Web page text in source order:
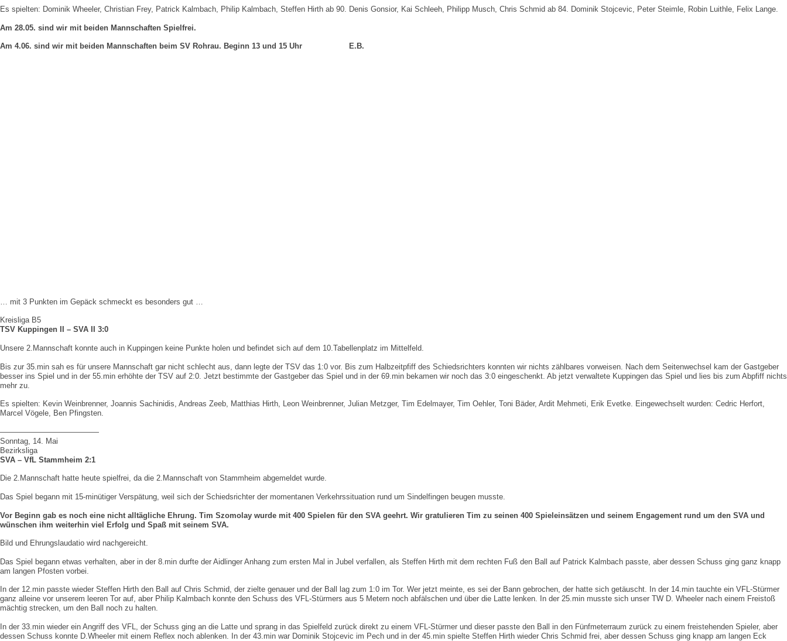
Es spielten: Dominik Wheeler, Christian Frey, Patrick Kalmbach, Philip Kalmbach, Steffen Hirth ab 90. Denis Gonsior, Kai Schleeh, Philipp Musch, Chris Schmid ab 84. Dominik Stojcevic, Peter Steimle, Robin Luithle, Felix Lange.
Am 28.05. sind wir mit beiden Mannschaften Spielfrei.
Am 4.06. sind wir mit beiden Mannschaften beim SV Rohrau. Beginn 13 und 15 Uhr E.B.
… mit 3 Punkten im Gepäck schmeckt es besonders gut …
Kreisliga B5
TSV Kuppingen II – SVA II 3:0
Unsere 2.Mannschaft konnte auch in Kuppingen keine Punkte holen und befindet sich auf dem 10.Tabellenplatz im Mittelfeld.
Bis zur 35.min sah es für unsere Mannschaft gar nicht schlecht aus, dann legte der TSV das 1:0 vor. Bis zum Halbzeitpfiff des Schiedsrichters konnten wir nichts zählbares vorweisen. Nach dem Seitenwechsel kam der Gastgeber
besser ins Spiel und in der 55.min erhöhte der TSV auf 2:0. Jetzt bestimmte der Gastgeber das Spiel und in der 69.min bekamen wir noch das 3:0 eingeschenkt. Ab jetzt verwaltete Kuppingen das Spiel und lies bis zum Abpfiff nichts
mehr zu.
Es spielten: Kevin Weinbrenner, Joannis Sachinidis, Andreas Zeeb, Matthias Hirth, Leon Weinbrenner, Julian Metzger, Tim Edelmayer, Tim Oehler, Toni Bäder, Ardit Mehmeti, Erik Evetke. Eingewechselt wurden: Cedric Herfort,
Marcel Vögele, Ben Pfingsten.
—————————————
Sonntag, 14. Mai
Bezirksliga
SVA – VfL Stammheim 2:1
Die 2.Mannschaft hatte heute spielfrei, da die 2.Mannschaft von Stammheim abgemeldet wurde.
Das Spiel begann mit 15-minütiger Verspätung, weil sich der Schiedsrichter der momentanen Verkehrssituation rund um Sindelfingen beugen musste.
Vor Beginn gab es noch eine nicht alltägliche Ehrung. Tim Szomolay wurde mit 400 Spielen für den SVA geehrt. Wir gratulieren Tim zu seinen 400 Spieleinsätzen und seinem Engagement rund um den SVA und
wünschen ihm weiterhin viel Erfolg und Spaß mit seinem SVA.
Bild und Ehrungslaudatio wird nachgereicht.
Das Spiel begann etwas verhalten, aber in der 8.min durfte der Aidlinger Anhang zum ersten Mal in Jubel verfallen, als Steffen Hirth mit dem rechten Fuß den Ball auf Patrick Kalmbach passte, aber dessen Schuss ging ganz knapp
am langen Pfosten vorbei.
In der 12.min passte wieder Steffen Hirth den Ball auf Chris Schmid, der zielte genauer und der Ball lag zum 1:0 im Tor. Wer jetzt meinte, es sei der Bann gebrochen, der hatte sich getäuscht. In der 14.min tauchte ein VFL-Stürmer
ganz alleine vor unserem leeren Tor auf, aber Philip Kalmbach konnte den Schuss des VFL-Stürmers aus 5 Metern noch abfälschen und über die Latte lenken. In der 25.min musste sich unser TW D. Wheeler nach einem Freistoß
mächtig strecken, um den Ball noch zu halten.
In der 33.min wieder ein Angriff des VFL, der Schuss ging an die Latte und sprang in das Spielfeld zurück direkt zu einem VFL-Stürmer und dieser passte den Ball in den Fünfmeterraum zurück zu einem freistehenden Spieler, aber
dessen Schuss konnte D.Wheeler mit einem Reflex noch ablenken. In der 43.min war Dominik Stojcevic im Pech und in der 45.min spielte Steffen Hirth wieder Chris Schmid frei, aber dessen Schuss ging knapp am langen Eck